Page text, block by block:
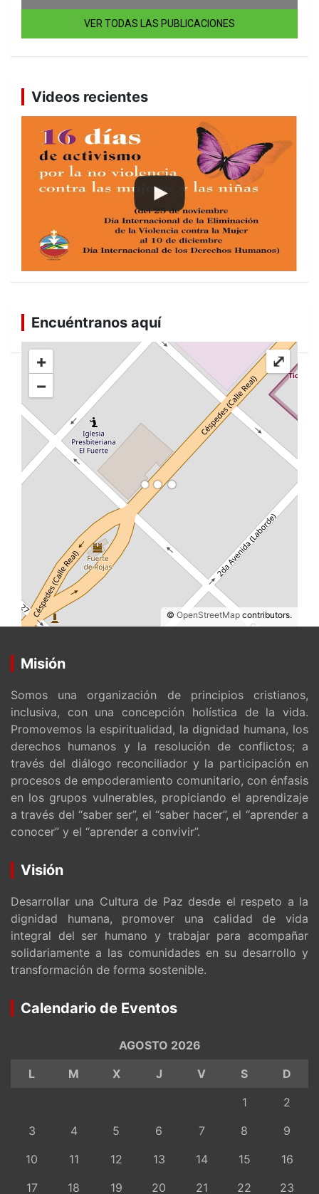
VER TODAS LAS PUBLICACIONES
Videos recientes
Encuéntranos aquí
+
−
© OpenStreetMap contributors.
⤢
Misión
Somos una organización de principios cristianos,
inclusiva, con una concepción holística de la vida.
Promovemos la espiritualidad, la dignidad humana, los
derechos humanos y la resolución de conflictos; a
través del diálogo reconciliador y la participación en
procesos de empoderamiento comunitario, con énfasis
en los grupos vulnerables, propiciando el aprendizaje
a través del “saber ser”, el “saber hacer”, el “aprender a
conocer” y el “aprender a convivir”.
Visión
Desarrollar una Cultura de Paz desde el respeto a la
dignidad humana, promover una calidad de vida
integral del ser humano y trabajar para acompañar
solidariamente a las comunidades en su desarrollo y
transformación de forma sostenible.
Calendario de Eventos
AGOSTO 2026
L
M X J V S
D
1
2
3
4 5 6 7 8
9
10
11 12 13 14 15
16
17
18 19 20 21 22 23